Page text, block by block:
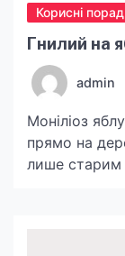
Корисні
Гнилий на
admin
Моніліоз
прямо на
лише старим